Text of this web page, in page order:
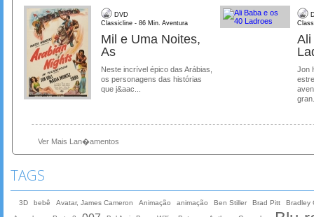
DVD
Classicline - 86 Min. Aventura
Mil e Uma Noites,
As
Neste incrível épico das Arábias,
os personagens das histórias
que j&aac...
Ali
Jon
Ver Mais Lan�amentos
TAGS
3D bebê Avatar, James Cameron Animação animação Ben Stiller Brad Pitt
Bradley